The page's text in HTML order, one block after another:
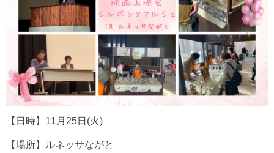
【日時】11月25日(火)
【場所】ルネッサながと